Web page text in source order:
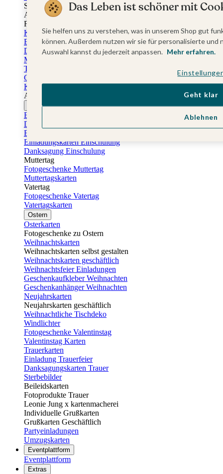
Sticker Taufe
Absenderaufkleber Taufe
Fotobuch Taufe
Konfirmationskarten
Einladungskarten Konfirmation
Danksagung Konfirmation
Menükarten Konfirmation
Tischkarten Konfirmation
Gästebuch Konfirmation
Kerzen Konfirmation
Aufkleber zum Anlass Ihres Kindes
Firmungskarten
Einladungskarten Firmung
Dankeskarten Firmung
Einschulungskarten
Einladungskarten Einschulung
Danksagung Einschulung
Muttertag
Fotogeschenke Muttertag
Muttertagskarten
Vatertag
Fotogeschenke Vatertag
Vatertagskarten
Ostern
Osterkarten
Fotogeschenke zu Ostern
Weihnachtskarten
Weihnachtskarten selbst gestalten
Weihnachtskarten geschäftlich
Weihnachtsfeier Einladungen
Geschenkaufkleber Weihnachten
Geschenkanhänger Weihnachten
Neujahrskarten
Neujahrskarten geschäftlich
Weihnachtliche Tischdeko
Windlichter
Fotogeschenke Valentinstag
Valentinstag Karten
Trauerkarten
Einladung Trauerfeier
Danksagungskarten Trauer
Sterbebilder
Beileidskarten
Fotoprodukte Trauer
Leonie Jung x kartenmacherei
Individuelle Grußkarten
Grußkarten Geschäftlich
Partyeinladungen
Umzugskarten
Eventplattform
Eventplattform
Extras
Das Leben ist schöner mit
Sie helfen uns zu verstehen, was in unserem Shop gut
können. Außerdem nutzen wir sie für personalisierte
Auswahl kannst du jederzeit anpassen. Mehr erfahren.
Ablehnen
Geht klar